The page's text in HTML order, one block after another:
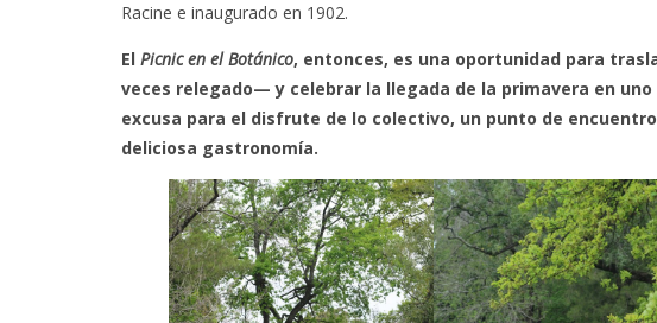
Racine e inaugurado en 1902.
El Picnic en el Botánico, entonces, es una oportunidad para
veces relegado— y celebrar la llegada de la primavera en
excusa para el disfrute de lo colectivo, un punto de
deliciosa gastronomía.